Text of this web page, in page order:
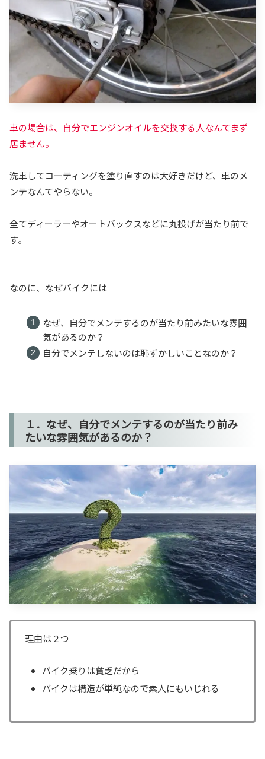
車の場合は、自分でエンジンオイルを交換する人なんてまず
居ません。
洗車してコーティングを塗り直すのは大好きだけど、車のメ
ンテなんてやらない。
全てディーラーやオートバックスなどに丸投げが当たり前で
す。
なのに、なぜバイクには
なぜ、自分でメンテするのが当たり前みたいな雰囲
気があるのか？
自分でメンテしないのは恥ずかしいことなのか？
１．なぜ、自分でメンテするのが当たり前み
たいな雰囲気があるのか？
理由は２つ
バイク乗りは貧乏だから
バイクは構造が単純なので素人にもいじれる